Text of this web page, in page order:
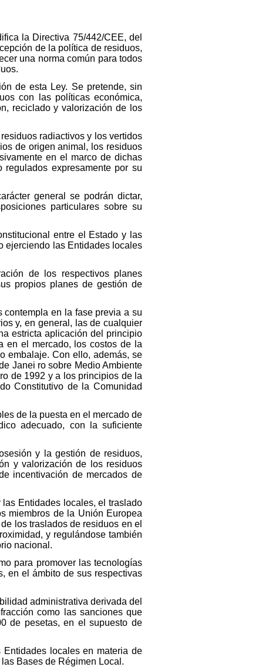
la Directiva 75/442/CEE, del
de la política de residuos,
una norma común para todos
de esta Ley. Se pretende, sin
con las políticas económica,
reciclado y valorización de los
radiactivos y los vertidos
de origen animal, los residuos
en el marco de dichas
expresamente por su
general se podrán dictar,
particulares sobre su
entre el Estado y las
ejerciendo las Entidades locales
de los respectivos planes
propios planes de gestión de
en la fase previa a su
y, en general, las de cualquier
estricta aplicación del principio
en el mercado, los costos de la
embalaje. Con ello, además, se
Janei ro sobre Medio Ambiente
de 1992 y a los principios de la
Constitutivo de la Comunidad
de la puesta en el mercado de
adecuado, con la suficiente
y la gestión de residuos,
y valorización de los residuos
incentivación de mercados de
Entidades locales, el traslado
miembros de la Unión Europea
los traslados de residuos en el
y regulándose también
nacional.
para promover las tecnologías
en el ámbito de sus respectivas
administrativa derivada del
como las sanciones que
de pesetas, en el supuesto de
locales en materia de
Bases de Régimen Local.